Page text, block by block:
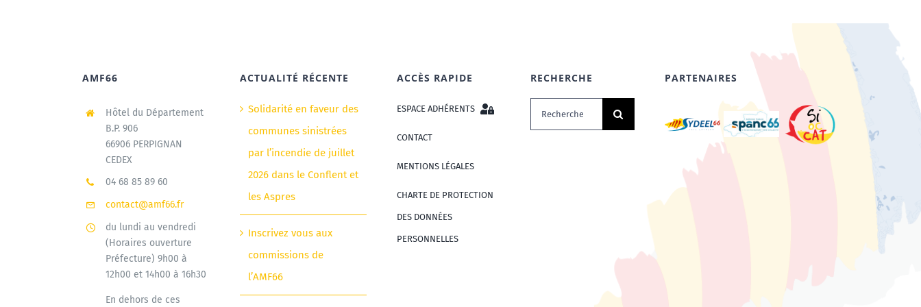
AMF66
Hôtel du Département
B.P. 906
66906 PERPIGNAN
CEDEX
04 68 85 89 60
contact@amf66.fr
du lundi au vendredi
(Horaires ouverture
Préfecture) 9h00 à
12h00 et 14h00 à 16h30
En dehors de ces
ACTUALITÉ RÉCENTE
Solidarité en faveur des
communes sinistrées
par l’incendie de juillet
2026 dans le Conflent et
les Aspres
Inscrivez vous aux
commissions de
l’AMF66
ACCÈS RAPIDE
ESPACE ADHÉRENTS
CONTACT
MENTIONS LÉGALES
CHARTE DE PROTECTION
DES DONNÉES
PERSONNELLES
RECHERCHE
Rechercher:
PARTENAIRES